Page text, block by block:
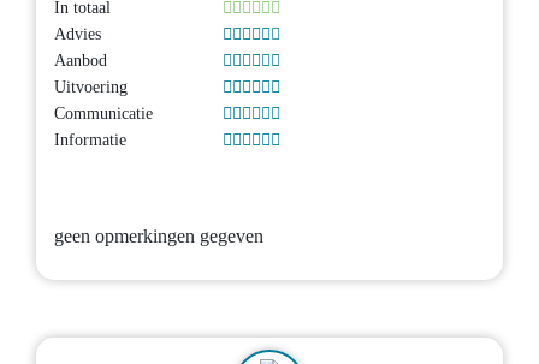
In totaal
Advies
Aanbod
Uitvoering
Communicatie
Informatie
geen opmerkingen gegeven